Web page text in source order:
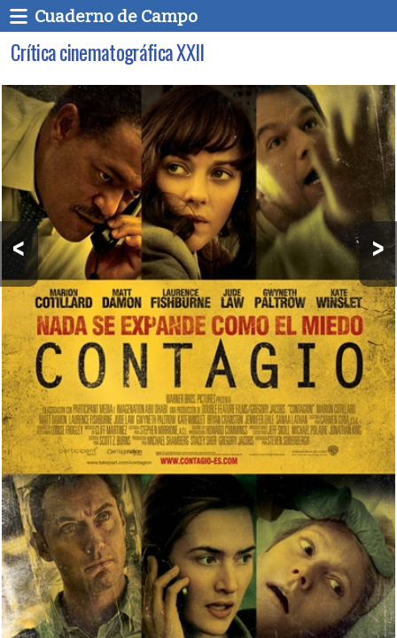
Cuaderno de Campo
Crítica cinematográfica XXII